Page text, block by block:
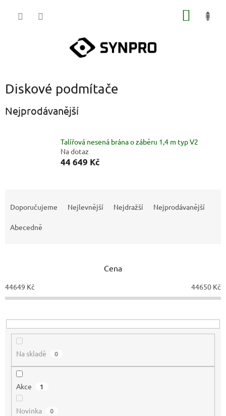
Diskové podmítače
Nejprodávanější
Talířová nesená brána o záběru 1,4 m typ V2
Na dotaz
44 649 Kč
o
d
k
t
Doporučujeme Nejlevnější Nejdražší Nejprodávanější
Abecedně
Cena
44649 Kč 44650 Kč
Na skladě 0
Akce 1
Novinka 0